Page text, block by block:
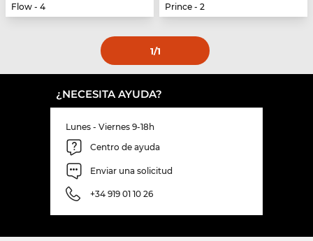
Flow - 4
Prince - 2
1/1
¿NECESITA AYUDA?
Lunes - Viernes 9-18h
Centro de ayuda
Enviar una solicitud
+34 919 01 10 26